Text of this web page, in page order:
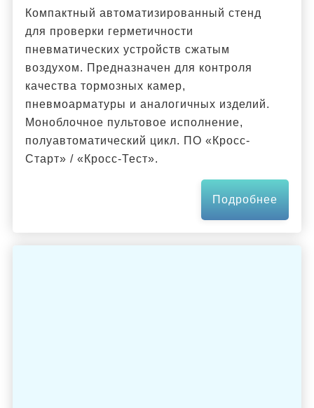
Компактный автоматизированный стенд
для проверки герметичности
пневматических устройств сжатым
воздухом. Предназначен для контроля
качества тормозных камер,
пневмоарматуры и аналогичных изделий.
Моноблочное пультовое исполнение,
полуавтоматический цикл. ПО «Кросс-
Старт» / «Кросс-Тест».
Подробнее